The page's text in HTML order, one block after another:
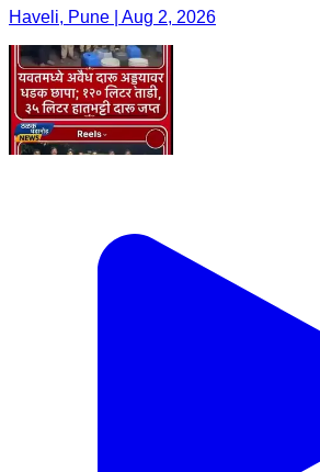
Haveli, Pune | Aug 2, 2026